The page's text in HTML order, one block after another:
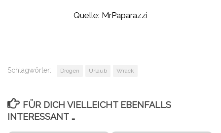
Quelle: MrPaparazzi
Schlagwörter: Drogen Urlaub Wrack
FÜR DICH VIELLEICHT EBENFALLS
INTERESSANT …